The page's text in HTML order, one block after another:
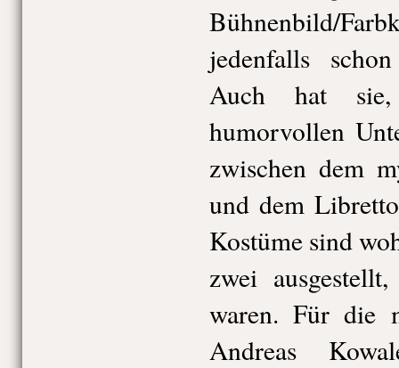
Bühnenbild/
jedenfalls
Auch hat
humorvollen
zwischen dem
und dem
Kostüme sind
zwei
waren. Für die
Andreas